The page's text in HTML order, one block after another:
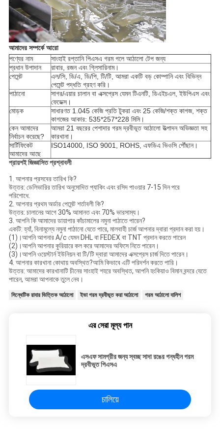
আমাদের সম্পর্কে আরো
পণ্যের নাম
সাংহাই রপ্তানি পিএসএ গরম গলে আঠালো টেপ জন্য
প্রধান উপাদান
রাবার, রজন এবং গ্লিসারিনাম।
পেমেন্ট
এল/সি, ডি/এ, ডি/পি, টি/টি, আমরা একটি বড় কোম্পানি এবং বিভিন্ন
পেমেন্ট পদ্ধতি গ্রহণ করি।
পাঠানো
সাগর/এয়ার চালান বা এক্সপ্রেস যেমন টিএনটি, ডিএইচএল, ইউপিএস এবং
ফেডেক্স।
মোড়ক
সাধারণত 1.045 কেজি প্রতি টুকরা এবং 25 কেজি/শক্ত কাগজ, শক্ত
কাগজের আকার: 535*257*228 মিমি।
কেন আমাদের
নির্বাচন করেছে?
আমরা 21 বছরের পেশাদার গরম দ্রবীভূত আঠালো উত্পাদন অভিজ্ঞতা সহ
কারখানা।
সার্টিফিকেট
আমাদের আছে
ISO14000, ISO 9001, ROHS, এফডিএ ভিওসি পৌঁছান।
প্রায়শই জিজ্ঞাসিত প্রশ্নাবলী
1. আপনার প্রসবের তারিখ কি?
উত্তর: ডেলিভারির তারিখ অনুমোদিত প্যাকিং এবং রসিদ পাওয়ার 7-15 দিন পরে
পরিশোধে.
2. আপনার প্রথম অর্ডার পেমেন্ট শর্তাবলী কি?
উত্তর: চালানের আগে 30% আমানত এবং 70% ভারসাম্য।
3. আপনি কি আমাদের ডায়াপার কাঁচামালের নমুনা পাঠাতে পারেন?
একটি: হ্যাঁ, বিনামূল্যে নমুনা পাঠানো যেতে পারে, মালবাহী চার্জ আপনার দ্বারা প্রদান করা হয়।
(1)।আপনি আপনার A/c যেমন DHL বা FEDEX বা TNT প্রদান করতে পারেন
(2)।আপনি আপনার কুরিয়ারে কল করে আমাদের অফিসে নিতে পারেন।
(3)।আপনি ওয়েস্টার্ন ইউনিয়ন বা টি/টি দ্বারা আমাদের এক্সপ্রেস চার্জ দিতে পারেন।
4. আপনার কারখানা কোথায় অবস্থিত?আমি কিভাবে এটি পরিদর্শন করতে পারি।
উত্তর: আমাদের কারখানাটি চীনের সাংহাই শহরে অবস্থিত, আপনি হংকিয়াও বিমান বন্দরে যেতে
পারেন, আমরা আপনাকে তুলে নেব।
সিন্থেটিক রাবার ভিত্তিক আঠালো ইভা গরম দ্রবীভূত করা আঠালো গরম আঠালো বালিশ
এর সেরা মূল্য পান
এসএফ সামগ্রীর জন্য স্বচ্ছ সাদা রঙের গন্ধহীন গরম
দ্রবীভূত পিএসএ
চালিয়ে